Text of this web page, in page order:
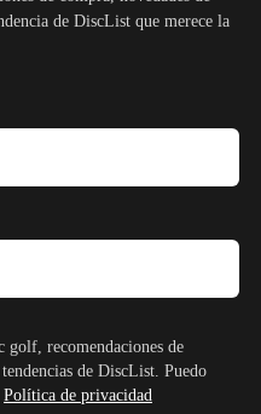
de DiscList que merece la
golf, recomendaciones de
de DiscList. Puedo
Política de privacidad